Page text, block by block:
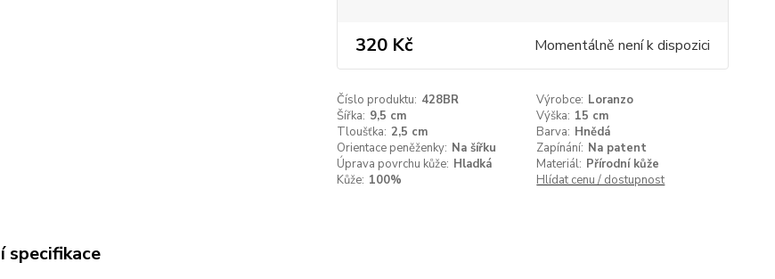
320 Kč Momentálně není k dispozici
Číslo produktu: 428BR Výrobce: Loranzo
Šířka: 9,5 cm Výška: 15 cm
Tloušťka: 2,5 cm Barva: Hnědá
Orientace peněženky: Na šířku Zapínání: Na patent
Úprava povrchu kůže: Hladká Materiál: Přírodní kůže
Kůže: 100% Hlídat cenu / dostupnost
specifikace